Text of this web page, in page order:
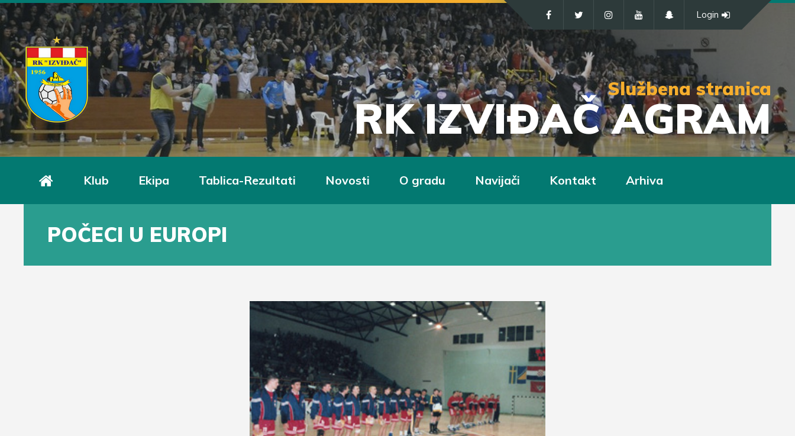
Službena stranica
RK IZVIĐAČ AGRAM
Login
Klub Ekipa Tablica-Rezultati Novosti O gradu Navijači Kontakt Arhiva
POČECI U EUROPI